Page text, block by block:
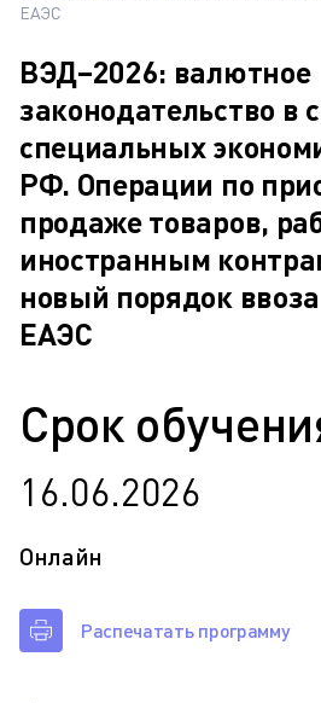
ЕАЭС
ВЭД–2026: валютное
законодательство в
специальных
РФ. Операции по
продаже товаров,
иностранным
новый порядок
ЕАЭС
Срок
16.06.2026
Онлайн
Распечатать программу